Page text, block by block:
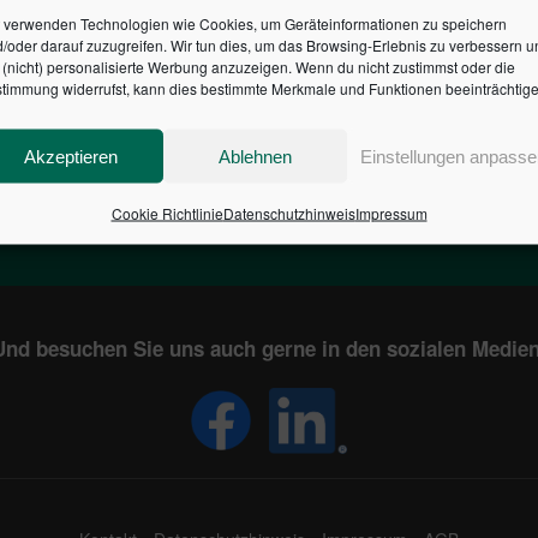
verwenden Technologien wie Cookies, um Geräteinformationen zu speichern
oder darauf zuzugreifen. Wir tun dies, um das Browsing-Erlebnis zu verbessern
personalisierte Werbung anzuzeigen. Wenn du nicht zustimmst oder die
widerrufst, kann dies bestimmte Merkmale und Funktionen
Akzeptieren Ablehnen Einstellungen
Cookie RichtlinieDatenschutzhinweisImpressum
DES BUNDES DER
€
IN DEUTSCHLAND
besuchen Sie uns auch gerne in den sozialen